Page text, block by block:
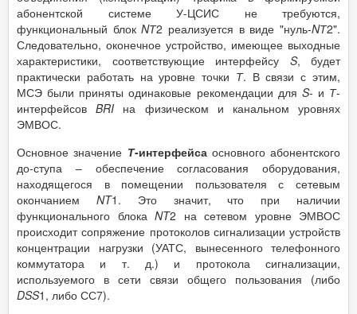
абонентской системе У-ЦСИС не требуются,
функциональный блокNТ2 реализуется в виде "нуль-NТ2".
Следовательно, оконечное устройство, имеющее выходные
характеристики, соответствующие интерфейсу S, будет
практически работать на уровне точки Т. В связи с этим,
МСЭ были приняты одинаковые рекомендации для S- и Т-
интерфейсовBRI на физическом и канальном уровнях
ЭМВОС.
Основное значение Т-интерфейсаосновного абонентского
до-ступа – обеспечение согласования оборудования,
находящегося в помещении пользователя с сетевым
окончанием NT1. Это значит, что при наличии
функционального блока NT2 на сетевом уровне ЭМВОС
происходит сопряжение протоколов сигнализации устройств
концентрации нагрузки (УАТС, вынесенного телефонного
коммутатора и т. д.) и протокола сигнализации,
используемого в сети связи общего пользования (либо
DSS1, либо СС7).